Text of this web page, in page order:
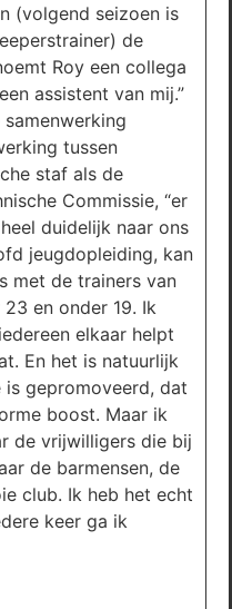
(volgend seizoen is
de
Roy een collega
assistent van mij.”
tussen
staf als de
Commissie, “er
duidelijk naar ons
jeugdopleiding, kan
met de trainers van
en onder 19. Ik
elkaar helpt
En het is natuurlijk
gepromoveerd, dat
boost. Maar ik
de vrijwilligers die bij
de barmensen, de
club. Ik heb het echt
keer ga ik